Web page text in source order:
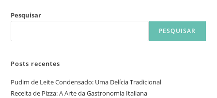
Pesquisar
PESQUISAR
Posts recentes
Pudim de Leite Condensado: Uma Delícia Tradicional
Receita de Pizza: A Arte da Gastronomia Italiana